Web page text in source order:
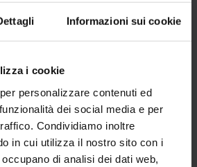
Informazioni sui cookie
i cookie
personalizzare contenuti ed
dei social media e per
Condividiamo inoltre
in cui utilizza il nostro sito con i
di analisi dei dati web,
DI FARLE
lenzuola in un solo ciclo è
più comuni. Il tamburo
deve restare libero per
corretto movimento dei